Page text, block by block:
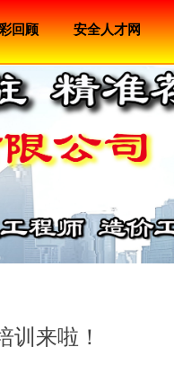
回顾 安全人才网
来啦！